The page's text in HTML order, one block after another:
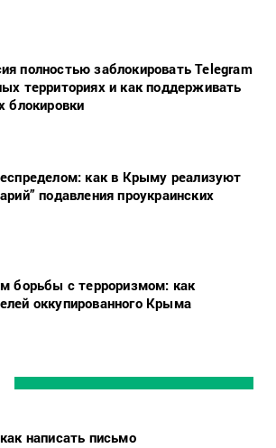
полностью заблокировать Telegram
территориях и как поддерживать
блокировки
как в Крыму реализуют
подавления проукраинских
борьбы с терроризмом: как
оккупированного Крыма
написать письмо